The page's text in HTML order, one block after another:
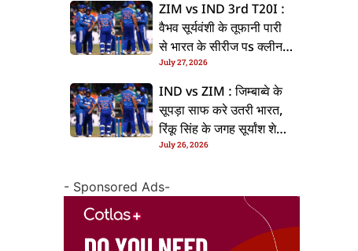
ZIM vs IND 3rd T20I :
वैभव सूर्यवंशी के तूफानी पारी
से भारत के सीरीज पs क्लीन
स्वीप, जिम्बाब्वे 35 रन से
हारल
July 27, 2026
IND vs ZIM : जिम्बाब्वे के
सूपड़ा साफ करे उतरी भारत,
रिंकू सिंह के जगह सूर्यांश शेडगे
के मिल सकेला मवका
July 26, 2026
- Sponsored Ads-